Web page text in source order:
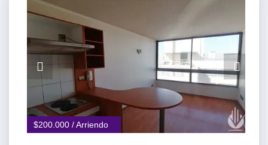
$200.000 / Arriendo